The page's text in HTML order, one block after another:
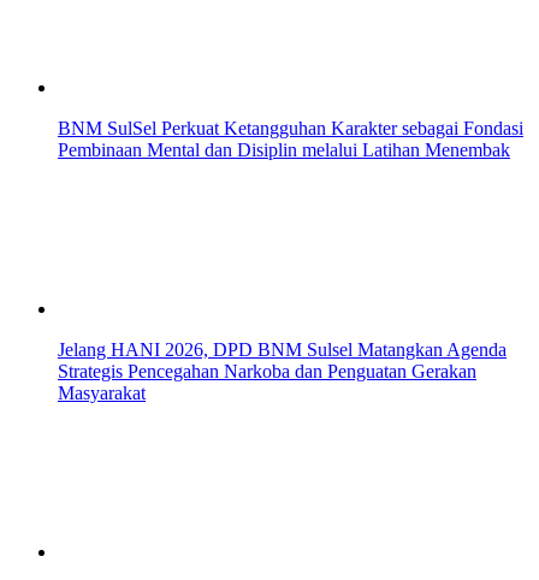
BNM SulSel Perkuat Ketangguhan Karakter sebagai Fondasi
Pembinaan Mental dan Disiplin melalui Latihan Menembak
Jelang HANI 2026, DPD BNM Sulsel Matangkan Agenda
Strategis Pencegahan Narkoba dan Penguatan Gerakan
Masyarakat